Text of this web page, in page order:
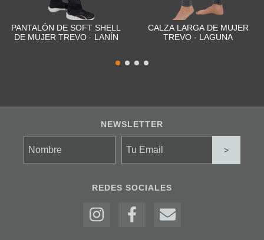
PANTALÓN DE SOFT SHELL
DE MUJER TREVO - LANÍN
CALZA LARGA DE MUJER
TREVO - LAGUNA
NEWSLETTER
REDES SOCIALES